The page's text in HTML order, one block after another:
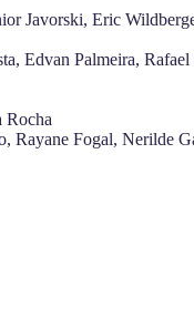
Javorski, Eric
Edvan Palmeira,
Rocha
Rayane Fogal, Nerilde